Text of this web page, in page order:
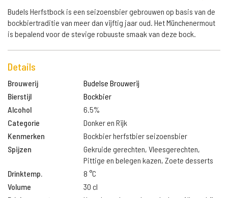
Budels Herfstbock is een seizoensbier gebrouwen op basis van de
bockbiertraditie van meer dan vijftig jaar oud. Het Münchenermout
is bepalend voor de stevige robuuste smaak van deze bock.
Details
Brouwerij
Budelse Brouwerij
Bierstijl
Bockbier
Alcohol
6.5%
Categorie
Donker en Rijk
Kenmerken
Bockbier herfstbier seizoensbier
Spijzen
Gekruide gerechten, Vleesgerechten,
Pittige en belegen kazen, Zoete desserts
Drinktemp.
8 °C
Volume
30 cl